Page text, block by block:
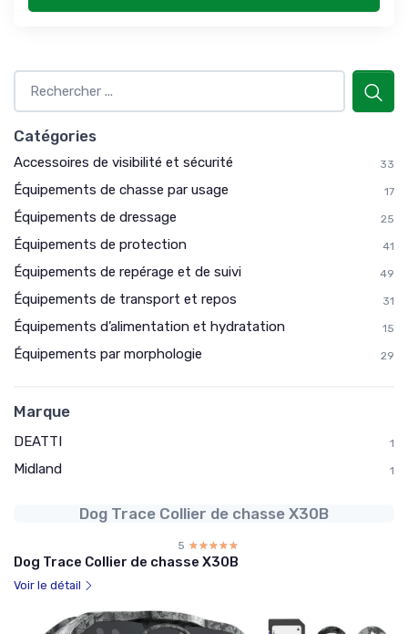
Catégories
Accessoires de visibilité et sécurité 33
Équipements de chasse par usage 17
Équipements de dressage 25
Équipements de protection 41
Équipements de repérage et de suivi 49
Équipements de transport et repos 31
Équipements d’alimentation et hydratation 15
Équipements par morphologie 29
Marque
DEATTI 1
Midland 1
Dog Trace Collier de chasse X30B
5 ☆☆☆☆☆
★★★★★
Dog Trace Collier de chasse X30B
Voir le détail